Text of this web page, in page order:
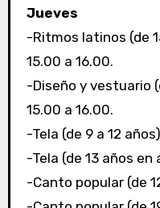
Jueves
-Ritmos latinos (de
15.00 a 16.00.
-Diseño y vestuario
15.00 a 16.00.
-Tela (de 9 a 12
-Tela (de 13 años en
-Canto popular (de